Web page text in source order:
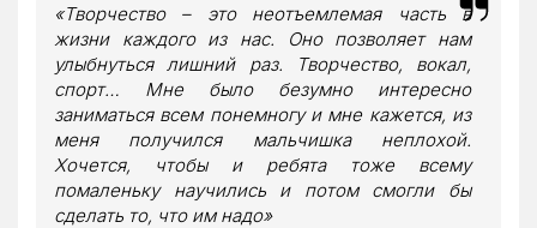
«Творчество – это неотъемлемая часть в
жизни каждого из нас. Оно позволяет нам
улыбнуться лишний раз. Творчество, вокал,
спорт… Мне было безумно интересно
заниматься всем понемногу и мне кажется, из
меня получился мальчишка неплохой.
Хочется, чтобы и ребята тоже всему
помаленьку научились и потом смогли бы
сделать то, что им надо»